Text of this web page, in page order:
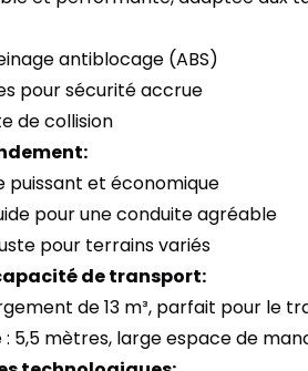
antiblocage (ABS)
pour sécurité accrue
de collision
puissant et économique
pour une conduite agréable
pour terrains variés
de transport:
de 13 m³, parfait pour le
: 5,5 mètres, large espace de